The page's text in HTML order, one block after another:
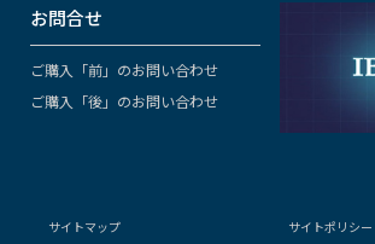
お問合せ
ご購入「前」のお問い合わせ
ご購入「後」のお問い合わせ
サイトマップ サイトポリシー